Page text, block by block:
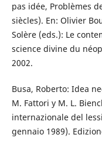
pas idée, Problèmes
siècles). En: Olivier
Solère (eds.): Le
science divine du
2002.
Busa, Roberto: Idea
M. Fattori y M. L.
internazionale del
gennaio 1989).